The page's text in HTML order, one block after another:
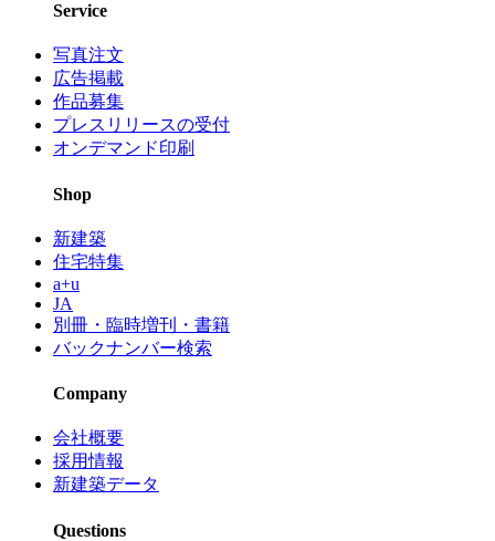
Service
写真注文
広告掲載
作品募集
プレスリリースの受付
オンデマンド印刷
Shop
新建築
住宅特集
a+u
JA
別冊・臨時増刊・書籍
バックナンバー検索
Company
会社概要
採用情報
新建築データ
Questions